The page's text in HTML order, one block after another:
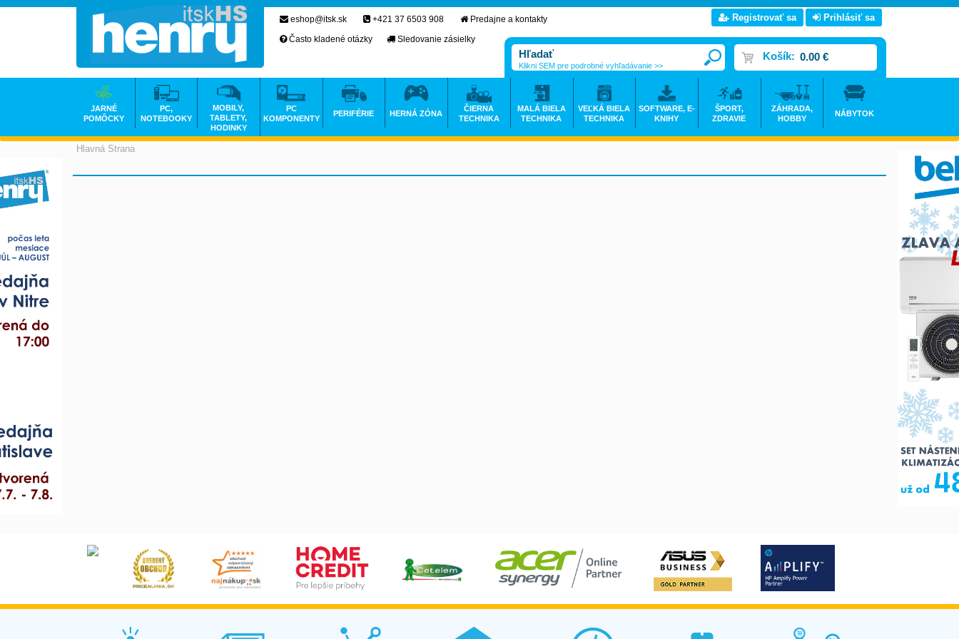
Hlavná Strana
eshop@itsk.sk +421 37 6503 908
Predajne a kontakty
Často kladené otázky
Sledovanie zásielky
Registrovať sa Prihlásiť sa
Košík: 0.00 €
Klikni SEM pre podrobné vyhľadávanie >>
JARNÉ
POMÔCKY
PC,
NOTEBOOKY
MOBILY,
TABLETY,
HODINKY
PC
KOMPONENTY
PERIFÉRIE HERNÁ ZÓNA
ČIERNA
TECHNIKA
MALÁ BIELA
TECHNIKA
VEĽKÁ BIELA
TECHNIKA
SOFTWARE, E-
KNIHY
ŠPORT,
ZDRAVIE
ZÁHRADA,
HOBBY
NÁBYTOK